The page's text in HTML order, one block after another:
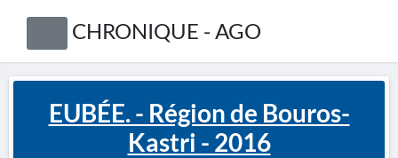
CHRONIQUE - AGO
EUBÉE. - Région de Bouros-
Kastri - 2016